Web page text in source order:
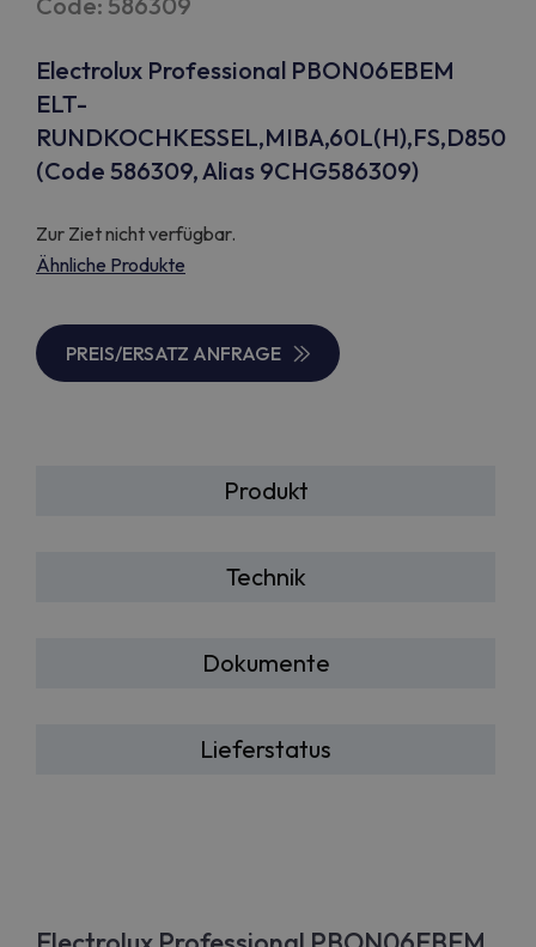
Electrolux Professional PBON06EBEM
ELT-
RUNDKOCHKESSEL,MIBA,60L(H),FS,D850
(Code 586309, Alias 9CHG586309)
Zur Ziet nicht verfügbar.
Ähnliche Produkte
PREIS/ERSATZ ANFRAGE
Produkt
Technik
Dokumente
Lieferstatus